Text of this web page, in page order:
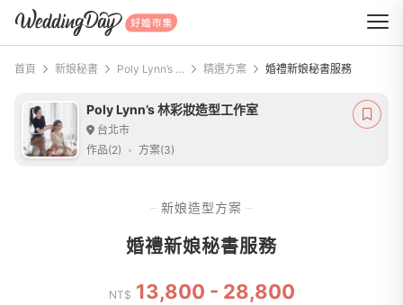
WeddingDay 好婚市集
首頁 新娘秘書 Poly Lynn’s 林彩妝造型工作室 精選方案 婚禮新娘秘書服務
Poly Lynn’s 林彩妝造型工作室
台北市
作品(2)
方案(3)
新娘造型方案
婚禮新娘秘書服務
NT$ 13,800 - 28,800